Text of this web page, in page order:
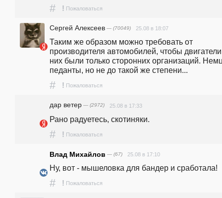
# ! Пожаловаться
Сергей Алексеев — (70049) 25.08 в 18:07
Таким же образом можно требовать от
производителя автомобилей, чтобы
них были только сторонних организаций.
педанты, но не до такой же степени...
# ! Пожаловаться
дар ветер — (2972) 25.08 в 17:33
Рано радуетесь, скотиняки.
# ! Пожаловаться
Влад Михайлов — (67) 25.08 в 17:10
Ну, вот - мышеловка для бандер и сработала!
# ! Пожаловаться